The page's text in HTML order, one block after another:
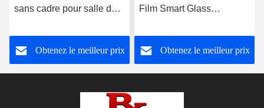
sans cadre pour salle de
Obtenez le meilleur prix
Film Smart Glass
de bureau
Obtenez le meilleur prix